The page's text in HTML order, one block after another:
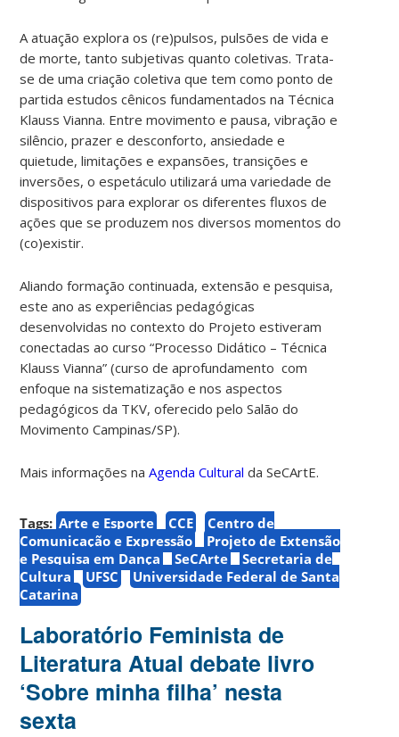
A atuação explora os (re)pulsos, pulsões de vida e
de morte, tanto subjetivas quanto coletivas. Trata-
se de uma criação coletiva que tem como ponto de
partida estudos cênicos fundamentados na Técnica
Klauss Vianna. Entre movimento e pausa, vibração e
silêncio, prazer e desconforto, ansiedade e
quietude, limitações e expansões, transições e
inversões, o espetáculo utilizará uma variedade de
dispositivos para explorar os diferentes fluxos de
ações que se produzem nos diversos momentos do
(co)existir.
Aliando formação continuada, extensão e pesquisa,
este ano as experiências pedagógicas
desenvolvidas no contexto do Projeto estiveram
conectadas ao curso “Processo Didático – Técnica
Klauss Vianna” (curso de aprofundamento com
enfoque na sistematização e nos aspectos
pedagógicos da TKV, oferecido pelo Salão do
Movimento Campinas/SP).
Mais informações naAgenda Cultural da SeCArtE.
Tags: Arte e Esporte CCE
Centro de
Comunicação e Expressão
Projeto de Extensão
e Pesquisa em Dança
SeCArte
Secretaria de
Cultura
UFSC
Universidade Federal de Santa
Catarina
Laboratório Feminista de
Literatura Atual debate livro
‘Sobre minha filha’ nesta
sexta